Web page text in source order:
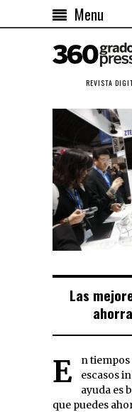
Menu
REVISTA
Las
En tiempos de crisis, recortes, gastos y
escasos
ayuda es
que puedes